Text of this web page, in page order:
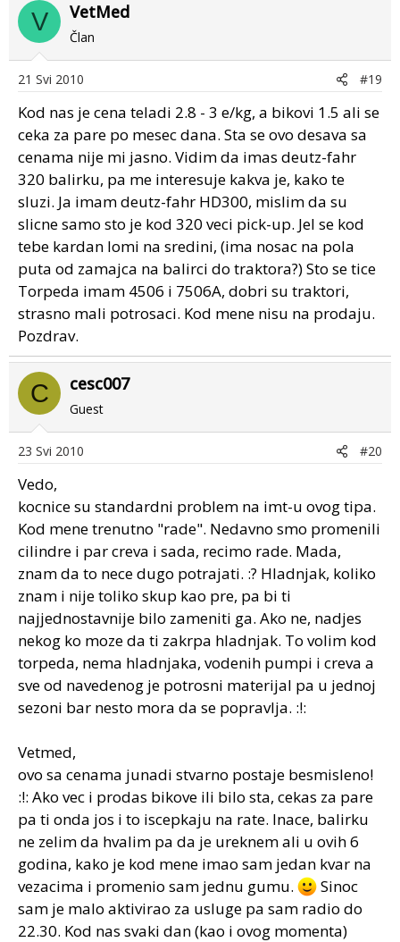
V VetMed
Član
21 Svi 2010 #19
Kod nas je cena teladi 2.8 - 3 e/kg, a bikovi 1.5 ali se
ceka za pare po mesec dana. Sta se ovo desava sa
cenama nije mi jasno. Vidim da imas deutz-fahr
320 balirku, pa me interesuje kakva je, kako te
sluzi. Ja imam deutz-fahr HD300, mislim da su
slicne samo sto je kod 320 veci pick-up. Jel se kod
tebe kardan lomi na sredini, (ima nosac na pola
puta od zamajca na balirci do traktora?) Sto se tice
Torpeda imam 4506 i 7506A, dobri su traktori,
strasno mali potrosaci. Kod mene nisu na prodaju.
Pozdrav.
C cesc007
Guest
23 Svi 2010 #20
Vedo,
kocnice su standardni problem na imt-u ovog tipa.
Kod mene trenutno "rade". Nedavno smo promenili
cilindre i par creva i sada, recimo rade. Mada,
znam da to nece dugo potrajati. :? Hladnjak, koliko
znam i nije toliko skup kao pre, pa bi ti
najjednostavnije bilo zameniti ga. Ako ne, nadjes
nekog ko moze da ti zakrpa hladnjak. To volim kod
torpeda, nema hladnjaka, vodenih pumpi i creva a
sve od navedenog je potrosni materijal pa u jednoj
sezoni bar nesto mora da se popravlja. :!:
Vetmed,
ovo sa cenama junadi stvarno postaje besmisleno!
:!: Ako vec i prodas bikove ili bilo sta, cekas za pare
pa ti onda jos i to iscepkaju na rate. Inace, balirku
ne zelim da hvalim pa da je ureknem ali u ovih 6
godina, kako je kod mene imao sam jedan kvar na
vezacima i promenio sam jednu gumu.
Sinoc
sam je malo aktivirao za usluge pa sam radio do
22.30. Kod nas svaki dan (kao i ovog momenta)